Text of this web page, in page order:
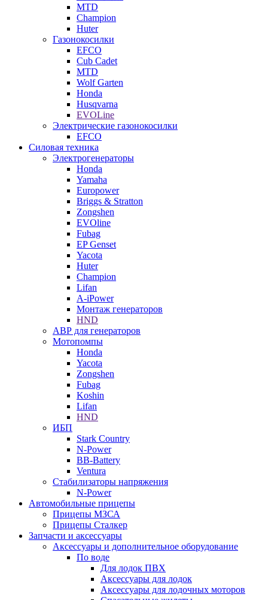
MTD
Champion
Huter
Газонокосилки
EFCO
Cub Cadet
MTD
Wolf Garten
Honda
Husqvarna
EVOLine
Электрические газонокосилки
EFCO
Силовая техника
Электрогенераторы
Honda
Yamaha
Europower
Briggs & Stratton
Zongshen
EVOline
Fubag
EP Genset
Yacota
Huter
Champion
Lifan
A-iPower
Монтаж генераторов
HND
АВР для генераторов
Мотопомпы
Honda
Yacota
Zongshen
Fubag
Koshin
Lifan
HND
ИБП
Stark Country
N-Power
BB-Battery
Ventura
Стабилизаторы напряжения
N-Power
Автомобильные прицепы
Прицепы МЗСА
Прицепы Сталкер
Запчасти и аксессуары
Аксессуары и дополнительное оборудование
По воде
Для лодок ПВХ
Аксессуары для лодок
Аксессуары для лодочных моторов